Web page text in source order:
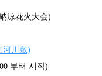
涼花火大会)
河川敷)
부터 시작)